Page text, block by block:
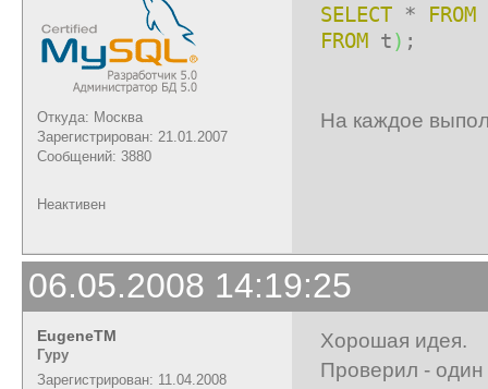
Откуда: Москва
Зарегистрирован: 21.01.2007
Сообщений: 3880
SELECT * FROM
FROM t) ;
На каждое
Неактивен
06.05.2008 14:19:25
EugeneTM
Гуру
Зарегистрирован: 11.04.2008
Хорошая идея.
Проверил - один